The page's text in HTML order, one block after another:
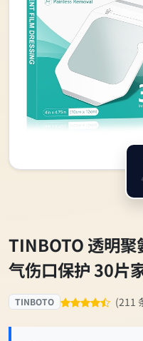
TINBOTO 透明聚
气伤口保护 30片
TINBOTO (211